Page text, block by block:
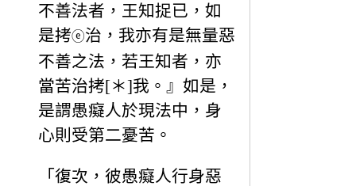
不善法者，王知捉已，如
是拷ⓔ治，我亦有是無量惡
不善之法，若王知者，亦
當苦治拷[＊]我。』如是，
是謂愚癡人於現法中，身
心則受第二憂苦。
「復次，彼愚癡人行身惡